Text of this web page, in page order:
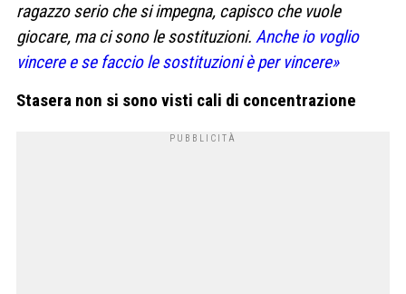
ragazzo serio che si impegna, capisco che vuole
giocare, ma ci sono le sostituzioni. Anche io voglio
vincere e se faccio le sostituzioni è per vincere»
Stasera non si sono visti cali di concentrazione